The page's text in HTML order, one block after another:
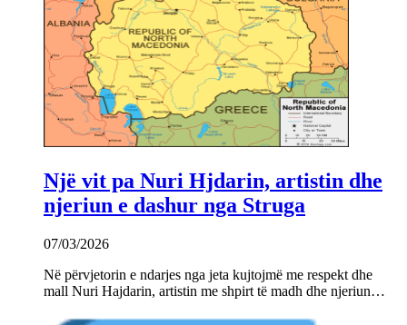
Një vit pa Nuri Hjdarin, artistin dhe
njeriun e dashur nga Struga
07/03/2026
Në përvjetorin e ndarjes nga jeta kujtojmë me respekt dhe
mall Nuri Hajdarin, artistin me shpirt të madh dhe njeriun…